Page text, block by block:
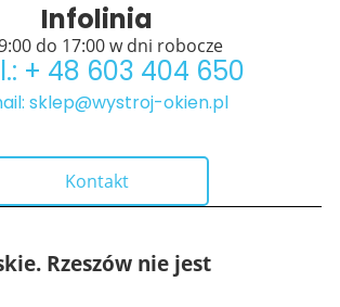
Infolinia
do 17:00 w dni robocze
+ 48 603 404 650
sklep@wystroj-okien.pl
Kontakt
Rzeszów nie jest